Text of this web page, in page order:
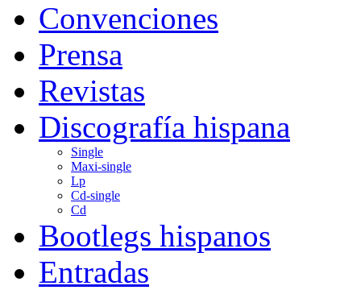
Convenciones
Prensa
Revistas
Discografía hispana
Single
Maxi-single
Lp
Cd-single
Cd
Bootlegs hispanos
Entradas